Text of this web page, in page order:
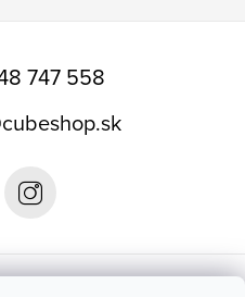
747 558
cubeshop.sk